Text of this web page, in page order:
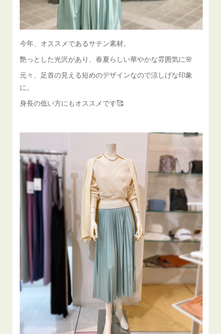
今年、オススメであるサテン素材。
艶っとした光沢があり、春夏らしい華やかな雰囲気に🌸
元々、足首の見える短めのデザインなので涼しげな印象
に。
身長の低い方にもオススメです🥰